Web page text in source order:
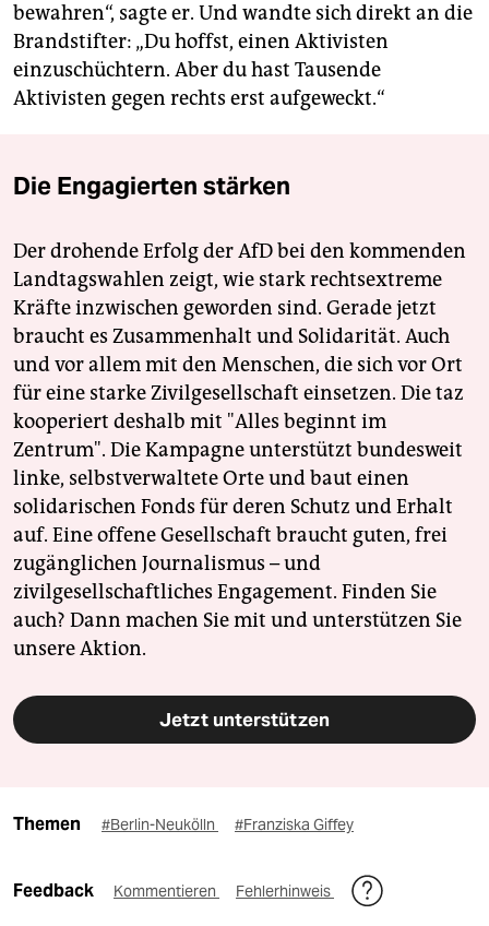
bewahren“, sagte er. Und wandte sich direkt an die
Brandstifter: „Du hoffst, einen Aktivisten
einzuschüchtern. Aber du hast Tausende
Aktivisten gegen rechts erst aufgeweckt.“
Die Engagierten stärken
Der drohende Erfolg der AfD bei den kommenden
Landtagswahlen zeigt, wie stark rechtsextreme
Kräfte inzwischen geworden sind. Gerade jetzt
braucht es Zusammenhalt und Solidarität. Auch
und vor allem mit den Menschen, die sich vor Ort
für eine starke Zivilgesellschaft einsetzen. Die taz
kooperiert deshalb mit "Alles beginnt im
Zentrum". Die Kampagne unterstützt bundesweit
linke, selbstverwaltete Orte und baut einen
solidarischen Fonds für deren Schutz und Erhalt
auf. Eine offene Gesellschaft braucht guten, frei
zugänglichen Journalismus – und
zivilgesellschaftliches Engagement. Finden Sie
auch? Dann machen Sie mit und unterstützen Sie
unsere Aktion.
Jetzt unterstützen
Themen #Berlin-Neukölln #Franziska Giffey
Feedback Kommentieren Fehlerhinweis